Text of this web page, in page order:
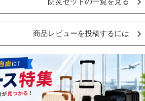
防災セットの一覧を見る
商品レビューを投稿するには